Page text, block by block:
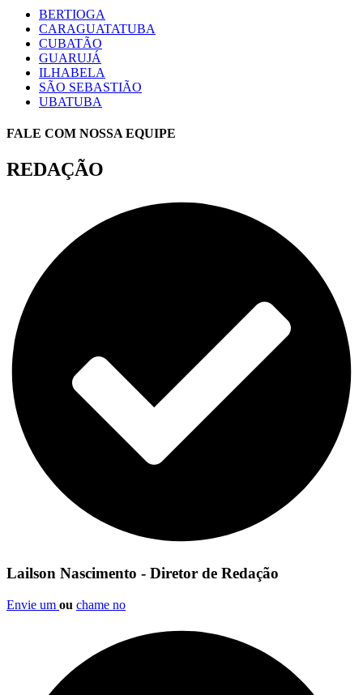
BERTIOGA
CARAGUATATUBA
CUBATÃO
GUARUJÁ
ILHABELA
SÃO SEBASTIÃO
UBATUBA
FALE COM NOSSA EQUIPE
REDAÇÃO
Lailson Nascimento - Diretor de Redação
Envie um ou chame no